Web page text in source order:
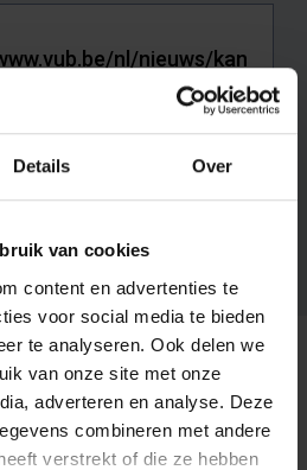
Details Over
van cookies
content en advertenties te
voor social media te bieden
te analyseren. Ook delen we
van onze site met onze
adverteren en analyse. Deze
combineren met andere
verstrekt of die ze hebben
van de pagina waar je de fout zag.